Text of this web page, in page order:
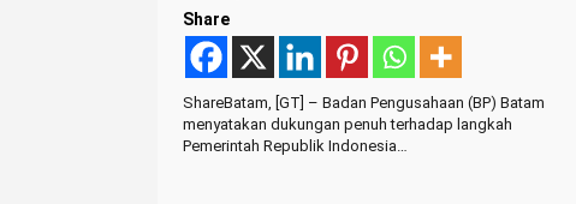
Share
ShareBatam, [GT] – Badan Pengusahaan (BP) Batam
menyatakan dukungan penuh terhadap langkah
Pemerintah Republik Indonesia…